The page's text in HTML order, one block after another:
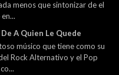
menos que sintonizar de el
De A Quien Le Quede
músico que tiene como su
Rock Alternativo y el Pop